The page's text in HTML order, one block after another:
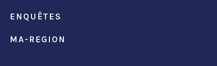
ENQUÊTES
MA-REGION